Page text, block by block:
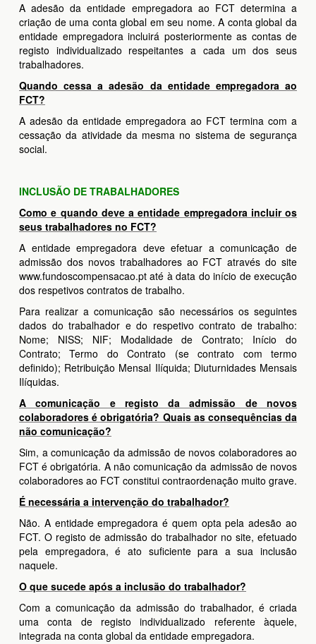
A adesão da entidade empregadora ao FCT determina a
criação de uma conta global em seu nome. A conta global da
entidade empregadora incluirá posteriormente as contas de
registo individualizado respeitantes a cada um dos seus
trabalhadores.
Quando cessa a adesão da entidade empregadora ao
FCT?
A adesão da entidade empregadora ao FCT termina com a
cessação da atividade da mesma no sistema de segurança
social.
INCLUSÃO DE TRABALHADORES
Como e quando deve a entidade empregadora incluir os
seus trabalhadores no FCT?
A entidade empregadora deve efetuar a comunicação de
admissão dos novos trabalhadores ao FCT através do site
www.fundoscompensacao.pt até à data do início de execução
dos respetivos contratos de trabalho.
Para realizar a comunicação são necessários os seguintes
dados do trabalhador e do respetivo contrato de trabalho:
Nome; NISS; NIF; Modalidade de Contrato; Início do
Contrato; Termo do Contrato (se contrato com termo
definido); Retribuição Mensal Ilíquida; Diuturnidades Mensais
Ilíquidas.
A comunicação e registo da admissão de novos
colaboradores é obrigatória? Quais as consequências da
não comunicação?
Sim, a comunicação da admissão de novos colaboradores ao
FCT é obrigatória. A não comunicação da admissão de novos
colaboradores ao FCT constitui contraordenação muito grave.
É necessária a intervenção do trabalhador?
Não. A entidade empregadora é quem opta pela adesão ao
FCT. O registo de admissão do trabalhador no site, efetuado
pela empregadora, é ato suficiente para a sua inclusão
naquele.
O que sucede após a inclusão do trabalhador?
Com a comunicação da admissão do trabalhador, é criada
uma conta de registo individualizado referente àquele,
integrada na conta global da entidade empregadora.